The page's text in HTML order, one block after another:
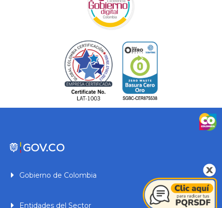
Gobierno de Colombia
Entidades del Sector